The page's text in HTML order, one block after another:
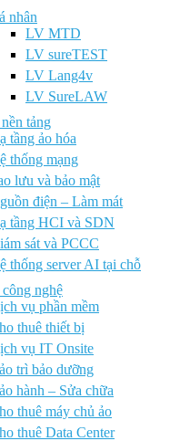
nhân
LV MTD
LV sureTEST
LV Lang4v
LV SureLAW
tảng
tầng ảo hóa
thống mạng
lưu và bảo mật
điện – Làm mát
tầng HCI và SDN
sát và PCCC
thống server AI tại chỗ
nghệ
vụ phần mềm
thuê thiết bị
vụ IT Onsite
trì bảo dưỡng
hành – Sửa chữa
thuê máy chủ ảo
thuê Data Center